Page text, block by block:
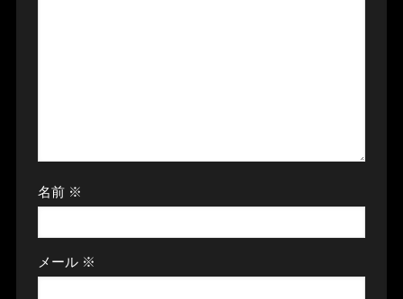
名前 ※
メール ※